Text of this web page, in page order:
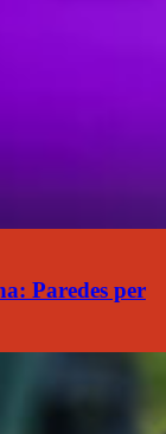
Paredes per